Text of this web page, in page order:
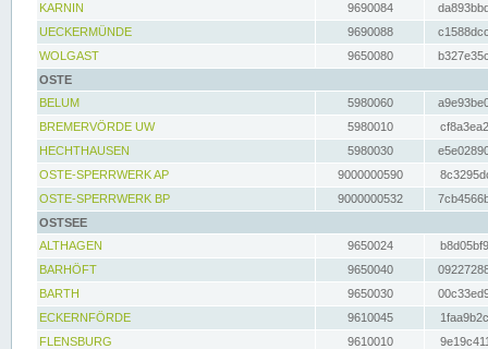
KARNIN
9690084
UECKERMÜNDE
9690088
WOLGAST
9650080
OSTE
BELUM
5980060
BREMERVÖRDE UW
5980010
HECHTHAUSEN
5980030
OSTE-SPERRWERK AP
9000000590
OSTE-SPERRWERK BP
9000000532
OSTSEE
ALTHAGEN
9650024
BARHÖFT
9650040
BARTH
9650030
ECKERNFÖRDE
9610045
FLENSBURG
9610010